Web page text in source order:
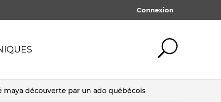
Connexion
découverte par un ado québécois